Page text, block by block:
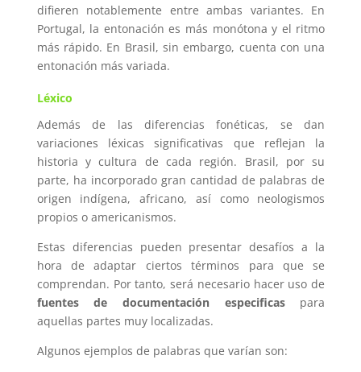
difieren notablemente entre ambas variantes. En
Portugal, la entonación es más monótona y el ritmo
más rápido. En Brasil, sin embargo, cuenta con una
entonación más variada.
Léxico
Además de las diferencias fonéticas, se dan
variaciones léxicas significativas que reflejan la
historia y cultura de cada región. Brasil, por su
parte, ha incorporado gran cantidad de palabras de
origen indígena, africano, así como neologismos
propios o americanismos.
Estas diferencias pueden presentar desafíos a la
hora de adaptar ciertos términos para que se
comprendan. Por tanto, será necesario hacer uso de
fuentes de documentación especificaspara
aquellas partes muy localizadas.
Algunos ejemplos de palabras que varían son: